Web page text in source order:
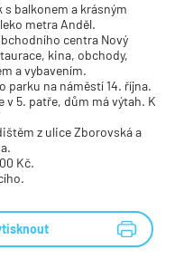
s balkonem a krásným
metra Anděl.
centra Nový
kina, obchody,
a vybavením.
parku na náměstí 14. října.
v 5. patře, dům má výtah. K
z ulice Zborovská a
Kč.